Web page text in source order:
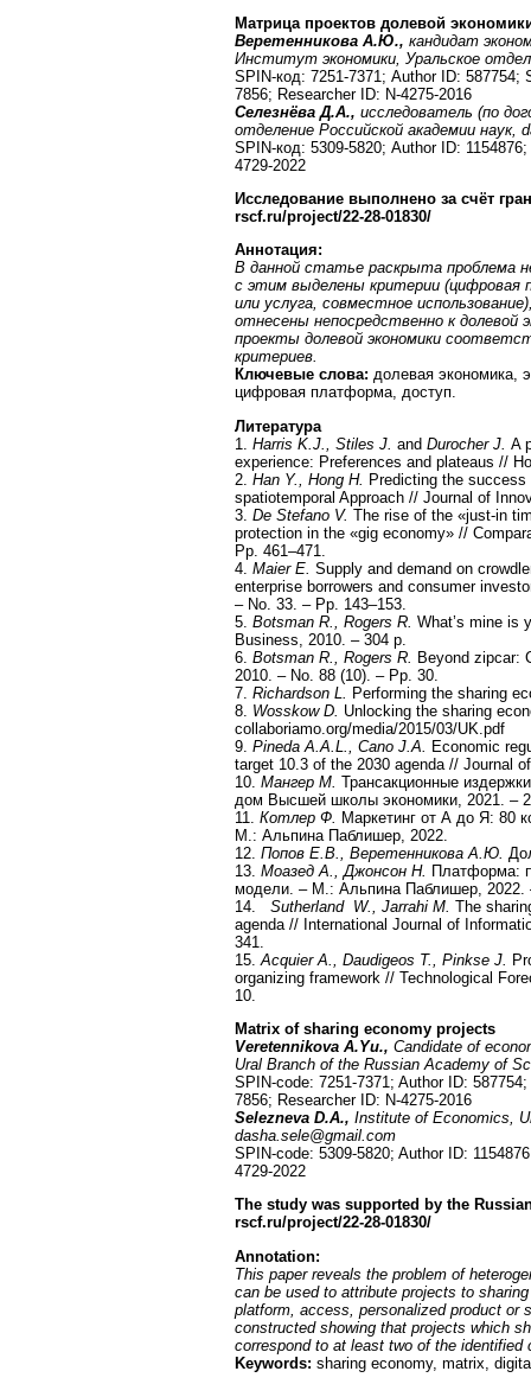
Матрица проектов долевой
Веретенникова А.Ю., кандидат
Институт экономики, Уральское
SPIN-код: 7251-7371; Author ID: 587754;
7856; Researcher ID: N-4275-2016
Селезнёва Д.А., исследователь (по
отделение Российской академии наук,
SPIN-код: 5309-5820; Author ID:
4729-2022
Исследование выполнено за счёт
rscf.ru/project/22-28-01830/
Аннотация:
В данной статье раскрыта проблема
с этим выделены критерии (цифровая
или услуга, совместное
отнесены непосредственно к
проекты долевой экономики
критериев.
Ключевые слова: долевая экономика,
цифровая платформа, доступ.
Литература
1. Harris K.J., Stiles J. and Durocher J. A
experience: Preferences and plateaus //
2. Han Y., Hong H. Predicting the success
spatiotemporal Approach // Journal of
3. De Stefano V. The rise of the «just-in
protection in the «gig economy» //
Pp. 461–471.
4. Maier E. Supply and demand on
enterprise borrowers and consumer
– No. 33. – Pp. 143–153.
5. Botsman R., Rogers R. What’s mine is
Business, 2010. – 304 p.
6. Botsman R., Rogers R. Beyond zipcar:
2010. – No. 88 (10). – Pp. 30.
7. Richardson L.
Performing the sharing
8. Wosskow D. Unlocking the sharing
collaboriamo.org/media/2015/03/UK.pdf
9. Pineda A.A.L., Cano J.A.
Economic
target 10.3 of the 2030 agenda // Journal
10. Мангер М. Трансакционные
дом Высшей школы экономики, 2021. –
11. Котлер Ф. Маркетинг от А до Я: 80
М.: Альпина Паблишер, 2022.
12. Попов Е.В., Веретенникова А.Ю.
13. Моазед А., Джонсон Н. Платформа:
модели. – М.: Альпина Паблишер, 2022.
14. Sutherland W., Jarrahi M. The
agenda // International Journal of
341.
15. Acquier A., Daudigeos T., Pinkse J.
organizing framework // Technological
10.
Matrix of sharing economy projects
Veretennikova A.Yu., Candidate of
Ural Branch of the Russian Academy of
SPIN-code: 7251-7371; Author ID:
7856; Researcher ID: N-4275-2016
Selezneva D.A., Institute of Economics,
dasha.sele@gmail.com
SPIN-code: 5309-5820; Author ID:
4729-2022
The study was supported by the
rscf.ru/project/22-28-01830/
Annotation:
This paper reveals the problem of
can be used to attribute projects to
platform, access, personalized product or
constructed showing that projects which
correspond to at least two of the identified
Keywords: sharing economy, matrix,